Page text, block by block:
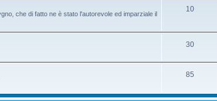
che di fatto ne è stato l'autorevole ed imparziale il
10
30
85